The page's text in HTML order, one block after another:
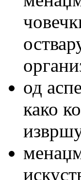
од
како